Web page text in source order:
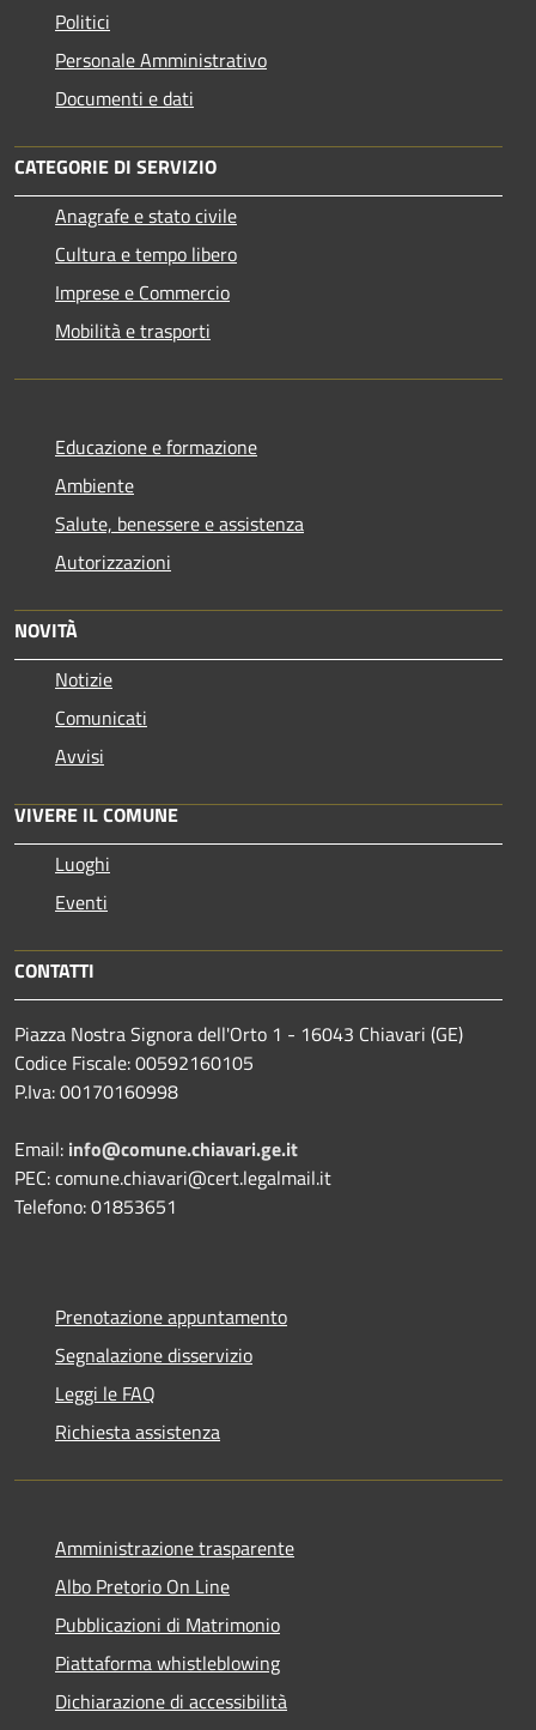
Politici
Personale Amministrativo
Documenti e dati
CATEGORIE DI SERVIZIO
Anagrafe e stato civile
Cultura e tempo libero
Imprese e Commercio
Mobilità e trasporti
Educazione e formazione
Ambiente
Salute, benessere e assistenza
Autorizzazioni
NOVITÀ
Notizie
Comunicati
Avvisi
VIVERE IL COMUNE
Luoghi
Eventi
CONTATTI
Piazza Nostra Signora dell'Orto 1 - 16043 Chiavari (GE)
Codice Fiscale: 00592160105
P.Iva: 00170160998
Email: info@comune.chiavari.ge.it
PEC: comune.chiavari@cert.legalmail.it
Telefono: 01853651
Prenotazione appuntamento
Segnalazione disservizio
Leggi le FAQ
Richiesta assistenza
Amministrazione trasparente
Albo Pretorio On Line
Pubblicazioni di Matrimonio
Piattaforma whistleblowing
Dichiarazione di accessibilità